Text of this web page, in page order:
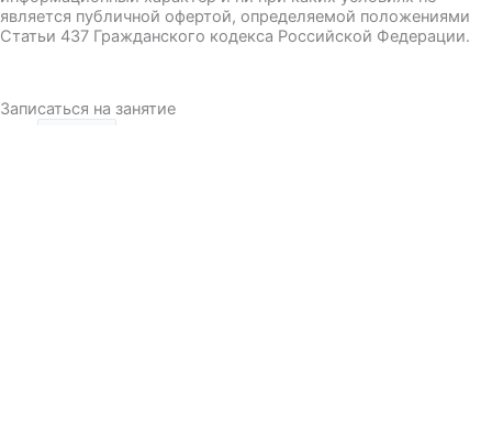
является публичной офертой, определяемой положениями
Статьи 437 Гражданского кодекса Российской Федерации.
Записаться на занятие